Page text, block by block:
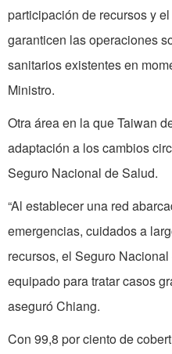
participación de recursos y
garanticen las operaciones
sanitarios existentes en
Ministro.
Otra área en la que Taiwan
adaptación a los cambios
Seguro Nacional de Salud.
“Al establecer una red
emergencias, cuidados a
recursos, el Seguro
equipado para tratar casos
aseguró Chiang.
Con 99,8 por ciento de